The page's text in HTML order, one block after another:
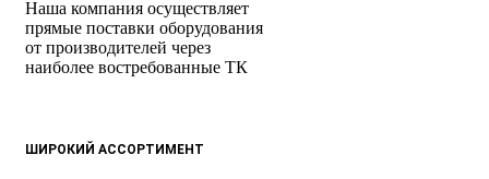
Наша компания осуществляет
прямые поставки оборудования
от производителей через
наиболее востребованные ТК
ШИРОКИЙ АССОРТИМЕНТ